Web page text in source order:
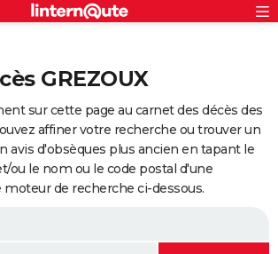
ville
GREZOUX
sur cette page au carnet des décès des
affiner votre recherche ou trouver un
avis d'obsèques plus ancien en tapant le
ou le nom ou le code postal d'une
de recherche ci-dessous.